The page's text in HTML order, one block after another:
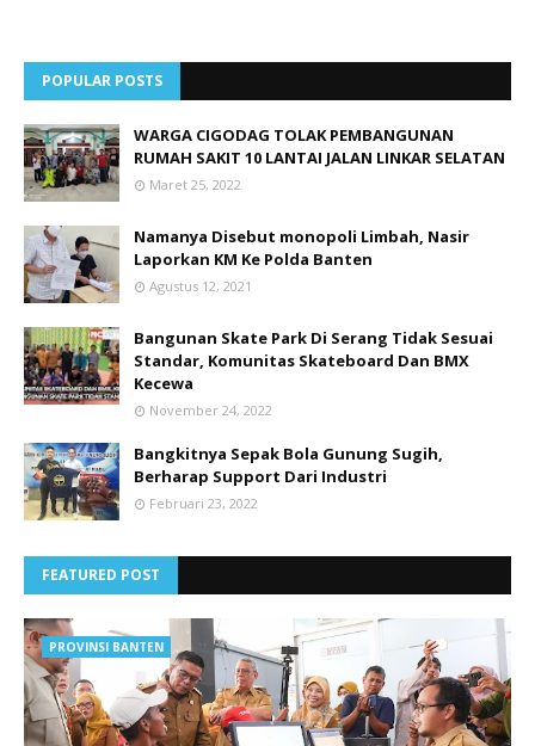
POPULAR POSTS
WARGA CIGODAG TOLAK PEMBANGUNAN
RUMAH SAKIT 10 LANTAI JALAN LINKAR SELATAN
Maret 25, 2022
Namanya Disebut monopoli Limbah, Nasir
Laporkan KM Ke Polda Banten
Agustus 12, 2021
Bangunan Skate Park Di Serang Tidak Sesuai
Standar, Komunitas Skateboard Dan BMX
Kecewa
November 24, 2022
Bangkitnya Sepak Bola Gunung Sugih,
Berharap Support Dari Industri
Februari 23, 2022
FEATURED POST
PROVINSI BANTEN